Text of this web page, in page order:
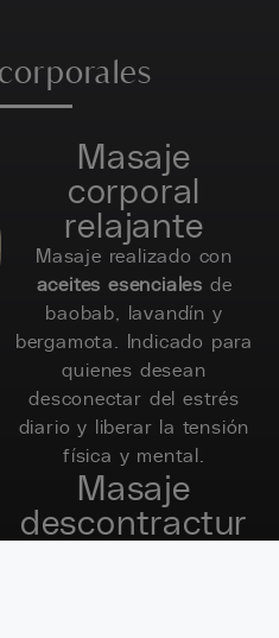
Masaje
corporal
relajante
Masaje realizado con
aceites esenciales de
baobab, lavandín y
bergamota. Indicado para
quienes desean
desconectar del estrés
diario y liberar la tensión
física y mental.
Masaje
descontractur
ante